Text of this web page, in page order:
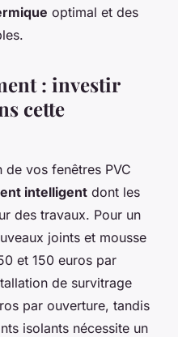
optimal et des
: investir
cette
vos fenêtres PVC
intelligent dont les
des travaux. Pour un
joints et mousse
et 150 euros par
de survitrage
par ouverture, tandis
isolants nécessite un